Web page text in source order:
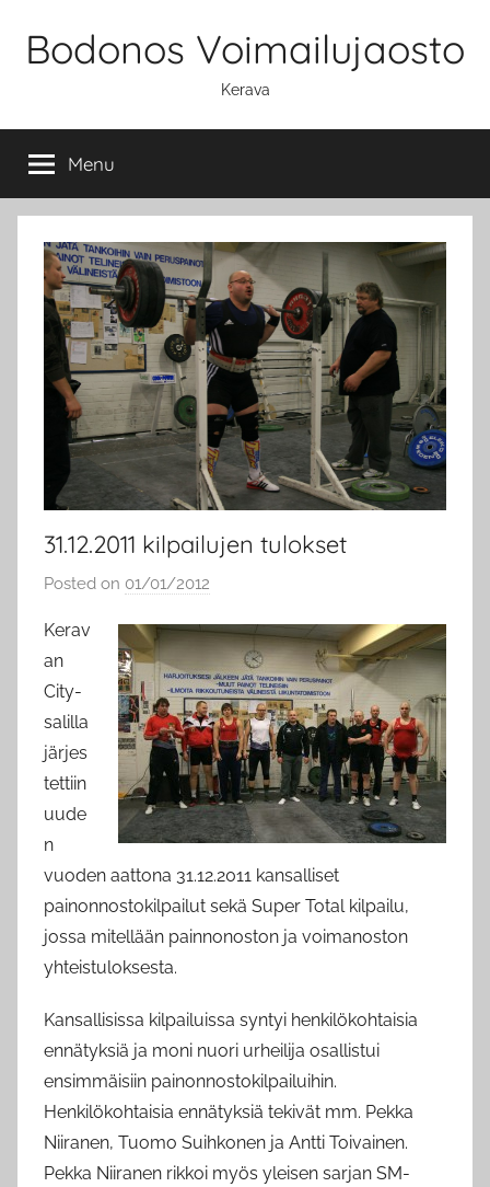
Bodonos Voimailujaosto
Kerava
Menu
31.12.2011 kilpailujen tulokset
Posted on 01/01/2012
a
d
m
i
n
Kerav
an
City-
salilla
järjes
tettiin
uude
n
vuoden aattona 31.12.2011 kansalliset
painonnostokilpailut sekä Super Total kilpailu,
jossa mitellään painnonoston ja voimanoston
yhteistuloksesta.
Kansallisissa kilpailuissa syntyi henkilökohtaisia
ennätyksiä ja moni nuori urheilija osallistui
ensimmäisiin painonnostokilpailuihin.
Henkilökohtaisia ennätyksiä tekivät mm. Pekka
Niiranen, Tuomo Suihkonen ja Antti Toivainen.
Pekka Niiranen rikkoi myös yleisen sarjan SM-